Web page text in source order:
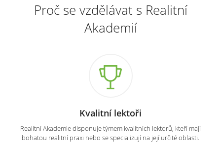
Proč se vzdělávat s Realitní
Akademií
Kvalitní lektoři
Realitní Akademie disponuje týmem kvalitních lektorů, kteří mají
bohatou realitní praxi nebo se specializují na její určité oblasti.